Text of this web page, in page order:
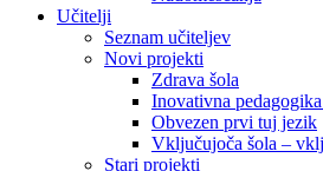
Učitelji
Seznam učiteljev
Novi projekti
Zdrava šola
Inovativna
Obvezen prvi tuj jezik
Vključujoča šola –
Stari projekti